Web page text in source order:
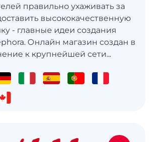
правильно ухаживать за
высококачественную
- главные идеи создания
Онлайн магазин создан в
к крупнейшей сети...